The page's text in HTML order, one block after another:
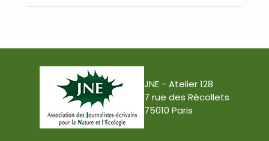
JNE - Atelier 128
7 rue des Récollets
75010 Paris